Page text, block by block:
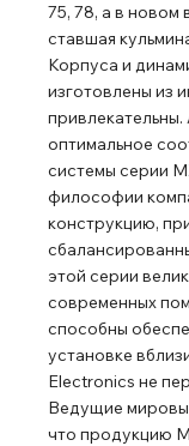
75, 78, а в новом
ставшая
Корпуса и
изготовлены из
оптимальное
системы серии
философии
конструкцию,
этой серии
современных
способны
установке
Electronics не
Ведущие
что продукцию